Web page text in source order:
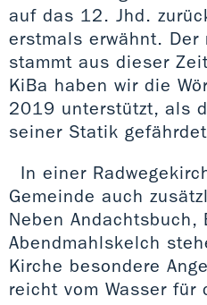
auf das 12. Jhd.
erstmals erwähnt. Der
stammt aus dieser
KiBa haben wir die
2019 unterstützt, als
seiner Statik
In einer
Gemeinde auch
Neben Andachtsbuch,
Abendmahlskelch
Kirche besondere
reicht vom Wasser für